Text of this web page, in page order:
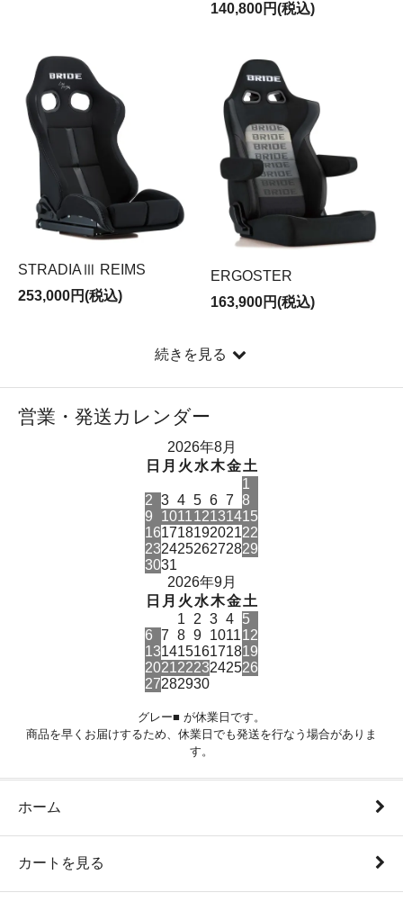
140,800円(税込)
STRADIAⅢ REIMS
253,000円(税込)
ERGOSTER
163,900円(税込)
続きを見る
営業・発送カレンダー
2026年8月
日 月 火 水木金土
1
2 3 4 5 6 7 8
9
101112131415
16171819202122
23242526272829
3031
2026年9月
日 月 火 水木金土
1
2 3 4 5
6 7 8 9 101112
13141516171819
20212223242526
27282930
グレー■ が休業日です。
商品を早くお届けするため、休業日でも発送を行なう場合がありま
す。
ホーム
カートを見る